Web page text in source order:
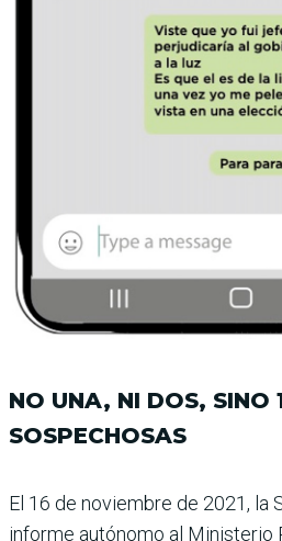
NO UNA, NI DOS, SINO
SOSPECHOSAS
El 16 de noviembre de 2021, la
informe autónomo al Minis­terio